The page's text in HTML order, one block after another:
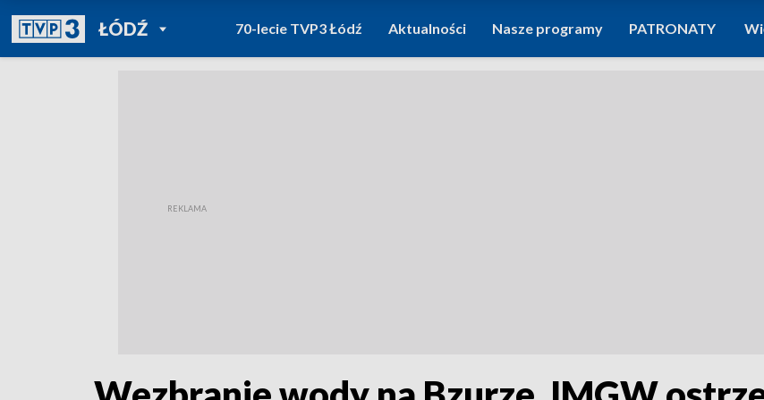
ŁÓDŹPOWRÓT DO
TVP REGIONY
70-lecie TVP3 Łódź Aktualności Nasze programy PATRONATY